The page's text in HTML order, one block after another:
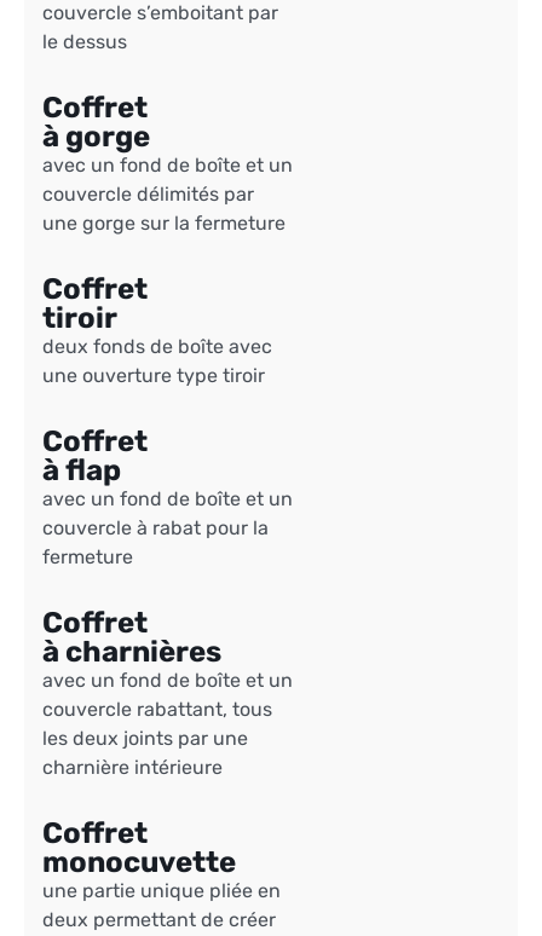
couvercle s’emboitant par
le dessus
Coffret
à gorge
avec un fond de boîte et un
couvercle délimités par ​
une gorge sur la fermeture
Coffret
tiroir
deux fonds de boîte avec
une ouverture type tiroir
Coffret
à flap
avec un fond de boîte et un
couvercle​ à rabat pour la
fermeture
Coffret
à charnières
avec un fond​ de boîte et un
couvercle rabattant, tous
les deux joints par une
charnière intérieure
Coffret
monocuvette
une partie unique pliée en
deux permettant de créer